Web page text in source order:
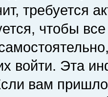
требуется
чтобы
войти. Эта
вам